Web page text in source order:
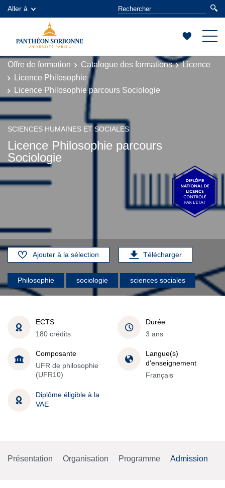
Aller à
Offre de formation Catalogue des formations
Licence
Licence Philosophie
Licence Philosophie parcours Sociologie
SCIENCES HUMAINES ET SOCIALES
Licence Philosophie parcours
Sociologie
Ajouter à la sélection Télécharger
Philosophie sociologie sciences sociales
ECTS
180 crédits
Durée
3 ans
Composante
UFR de philosophie
(UFR10)
Langue(s)
d'enseignement
Français
Diplôme éligible à la
VAE
Présentation Organisation Programme Admission